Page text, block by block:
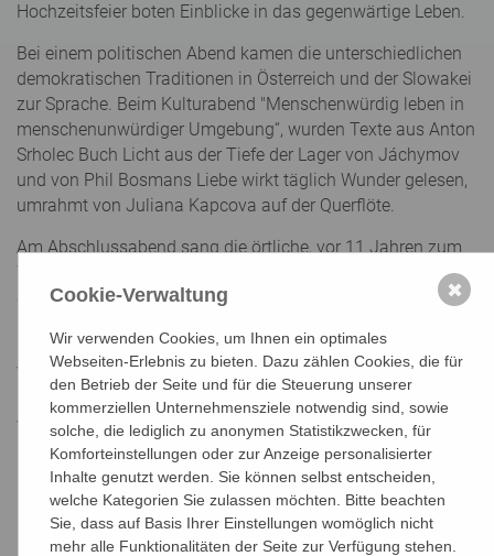
Hochzeitsfeier boten Einblicke in das gegenwärtige Leben.
Bei einem politischen Abend kamen die unterschiedlichen
demokratischen Traditionen in Österreich und der Slowakei
zur Sprache. Beim Kulturabend "Menschenwürdig leben in
menschenunwürdiger Umgebung“, wurden Texte aus Anton
Srholec Buch Licht aus der Tiefe der Lager von Jáchymov
und von Phil Bosmans Liebe wirkt täglich Wunder gelesen,
umrahmt von Juliana Kapcova auf der Querflöte.
Am Abschlussabend sang die örtliche, vor 11 Jahren zum
740 Jahre Jubiläum des Ortes gegründete Musikgruppe
Schwälbchen, wozu Alt und Jung tanzten. In dem 123
Bemalung der Holzhäuser, die in einem der 10
Volksarchitekturreservate der Slowakei seit 1977 unter
Denkmalschutz stehen, kommen jährlich 30 000 Touristen
vorbei, die von mehreren Pensionen und dem in Ausbau
befindlichen Bildungshaus Bystrik aufgenommen werden,
informierte Bürgermeisterin Iveta Michalíková.
Die Tage waren ein interessiertes Aufeinanderzugehen mit
Gesprächen über Alters-, Sprach-, Kultur- und
Cookie-Verwaltung
Wir verwenden Cookies, um Ihnen ein optimales
Webseiten-Erlebnis zu bieten. Dazu zählen Cookies, die für
den Betrieb der Seite und für die Steuerung unserer
kommerziellen Unternehmensziele notwendig sind, sowie
solche, die lediglich zu anonymen Statistikzwecken, für
Komforteinstellungen oder zur Anzeige personalisierter
Inhalte genutzt werden. Sie können selbst entscheiden,
welche Kategorien Sie zulassen möchten. Bitte beachten
Sie, dass auf Basis Ihrer Einstellungen womöglich nicht
mehr alle Funktionalitäten der Seite zur Verfügung stehen.
✖